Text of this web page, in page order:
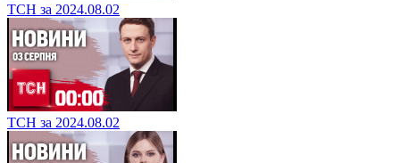
ТСН за 2024.08.02
ТСН за 2024.08.02